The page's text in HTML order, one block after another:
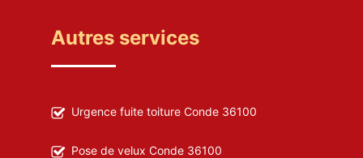
Autres services
Urgence fuite toiture Conde 36100
Pose de velux Conde 36100